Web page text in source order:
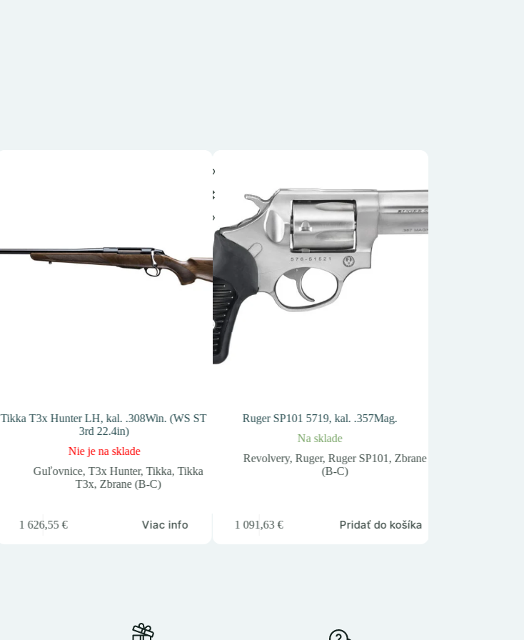
Tikka T3x Hunter LH, kal. .308Win. (WS ST
3rd 22.4in)
Nie je na sklade
Guľovnice,T3x Hunter,Tikka,Tikka
T3x, Zbrane (B-C)
1 626,55€ Viac info
Ruger SP101 5719, kal. .357Mag.
Na sklade
Revolvery, Ruger, Ruger SP101, Zbrane
(B-C)
1 091,63€ Pridať do košíka